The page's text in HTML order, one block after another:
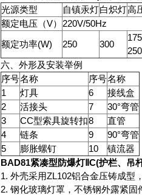
光源类型
自镇汞灯白炽灯高
额定电压（V）
220V/50Hz
额定功率(W)
250 300
175
250
六、外形及安装举例
序号名称 序号名称
1
灯具 6
接线盒
2
活接头 7
30°弯管
3
CC型索具旋转扣8
直管
4
链条 9
90°弯管
5
膨胀螺钉 10
镇流器
BAD81紧凑型防爆灯ⅡC(护栏、吊
1. 外壳采用ZL102铝合金压铸成型
2. 钢化玻璃灯罩，不锈钢外露紧固